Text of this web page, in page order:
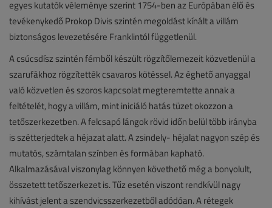
egyes kutatók véleménye szerint 1754-ben az Európában élő és
tevékenykedő Prokop Divis szintén megoldást kínált a villám
biztonságos levezetésére Franklintól függetlenül.
A csúcsdísz szintén fémből készült rögzítőlemezeit közvetlenül a
szarufákhoz rögzítették csavaros kötéssel. Az éghető anyaggal
való közvetlen és szoros kapcsolat megteremtette annak a
feltételét, hogy a villám, mint iniciáló hatás tüzet okozzon a
tetőszerkezetben. A felcsapó lángok rövid időn belül több irányba
is szétterjedtek a héjazat alatt. A zsindely- héjalat nagyon szép és
mutatós, számtalan színben és formában kapható.
Alkalmazásával viszonylag könnyen követhető még a bonyolult,
összetett tetőszerkezet is. Tűz esetén viszont rendkívül nagy
kihívást jelent a szendvicsszerkezetből adódóan. A rétegek